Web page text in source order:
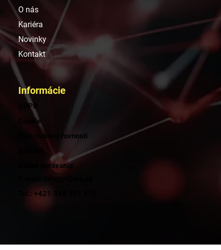
Informácie
GDPR
Cookie
Plán rodovej rovnosti
Kódex správania
E-mail: info@m2ms.sk
Tel.: +421 948 101 816
O nás
Kariéra
Novinky
Kontakt